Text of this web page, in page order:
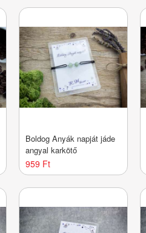
Boldog Anyák napját jáde
angyal karkötő
959 Ft